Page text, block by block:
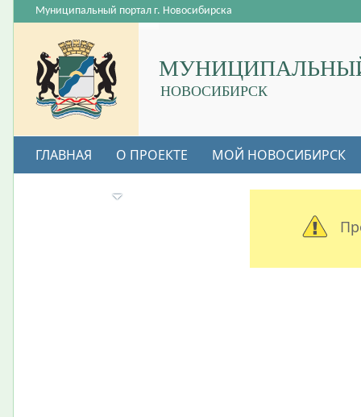
НОВОСИБИРСК
Муниципальный портал г. Новосибирска
ГЛАВНАЯ О ПРОЕКТЕ МОЙ НОВОСИБИРСК